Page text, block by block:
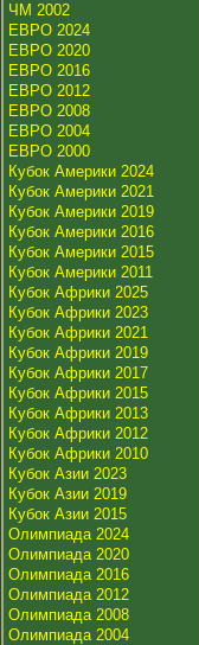
ЧМ 2002
ЕВРО 2024
ЕВРО 2020
ЕВРО 2016
ЕВРО 2012
ЕВРО 2008
ЕВРО 2004
ЕВРО 2000
Кубок Америки 2024
Кубок Америки 2021
Кубок Америки 2019
Кубок Америки 2016
Кубок Америки 2015
Кубок Америки 2011
Кубок Африки 2025
Кубок Африки 2023
Кубок Африки 2021
Кубок Африки 2019
Кубок Африки 2017
Кубок Африки 2015
Кубок Африки 2013
Кубок Африки 2012
Кубок Африки 2010
Кубок Азии 2023
Кубок Азии 2019
Кубок Азии 2015
Олимпиада 2024
Олимпиада 2020
Олимпиада 2016
Олимпиада 2012
Олимпиада 2008
Олимпиада 2004